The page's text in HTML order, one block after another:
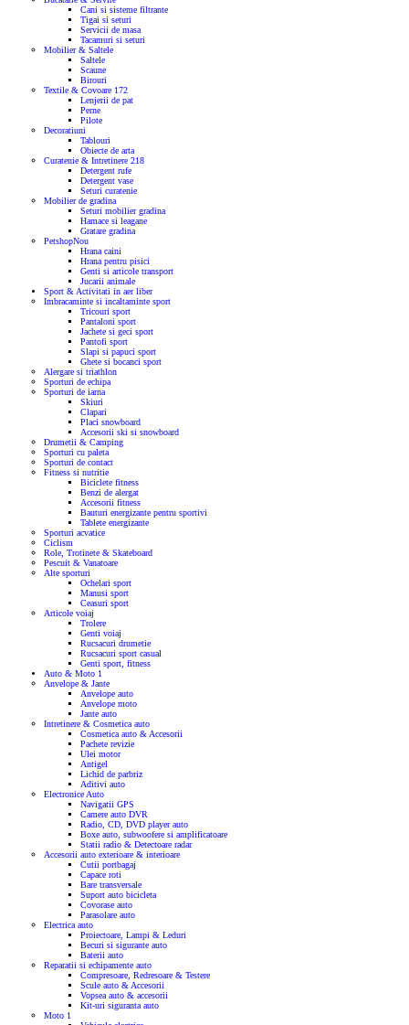
Cani si sisteme filtrante
Tigai si seturi
Servicii de masa
Tacamuri si seturi
Mobilier & Saltele
Saltele
Scaune
Birouri
Textile & Covoare 172
Lenjerii de pat
Perne
Pilote
Decoratiuni
Tablouri
Obiecte de arta
Curatenie & Intretinere 218
Detergent rufe
Detergent vase
Seturi curatenie
Mobilier de gradina
Seturi mobilier gradina
Hamace si leagane
Gratare gradina
PetshopNou
Hrana caini
Hrana pentru pisici
Genti si articole transport
Jucarii animale
Sport & Activitati in aer liber
Imbracaminte si incaltaminte sport
Tricouri sport
Pantaloni sport
Jachete si geci sport
Pantofi sport
Slapi si papuci sport
Ghete si bocanci sport
Alergare si triathlon
Sporturi de echipa
Sporturi de iarna
Skiuri
Clapari
Placi snowboard
Accesorii ski si snowboard
Drumetii & Camping
Sporturi cu paleta
Sporturi de contact
Fitness si nutritie
Biciclete fitness
Benzi de alergat
Accesorii fitness
Bauturi energizante pentru sportivi
Tablete energizante
Sporturi acvatice
Ciclism
Role, Trotinete & Skateboard
Pescuit & Vanatoare
Alte sporturi
Ochelari sport
Manusi sport
Ceasuri sport
Articole voiaj
Trolere
Genti voiaj
Rucsacuri drumetie
Rucsacuri sport casual
Genti sport, fitness
Auto & Moto 1
Anvelope & Jante
Anvelope auto
Anvelope moto
Jante auto
Intretinere & Cosmetica auto
Cosmetica auto & Accesorii
Pachete revizie
Ulei motor
Antigel
Lichid de parbriz
Aditivi auto
Electronice Auto
Navigatii GPS
Camere auto DVR
Radio, CD, DVD player auto
Boxe auto, subwoofere si amplificatoare
Statii radio & Detectoare radar
Accesorii auto exterioare & interioare
Cutii portbagaj
Capace roti
Bare transversale
Suport auto bicicleta
Covorase auto
Parasolare auto
Electrica auto
Proiectoare, Lampi & Leduri
Becuri si sigurante auto
Baterii auto
Reparatii si echipamente auto
Compresoare, Redresoare & Testere
Scule auto & Accesorii
Vopsea auto & accesorii
Kit-uri siguranta auto
Moto 1